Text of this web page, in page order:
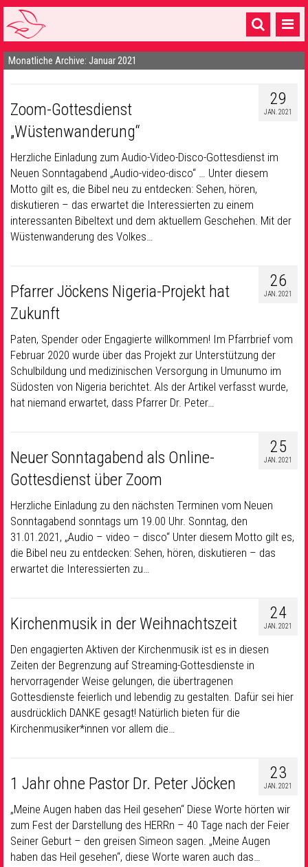
Startseite
16 Gemeinden & mehr
Sakramente & Feste
Gemeinschaft & Soziales
Musik& Kultur
Monatliche Archive: Januar 2021
29
JAN. 2021
Zoom-Gottesdienst
„Wüstenwanderung“
Herzliche Einladung zum Audio-Video-Disco-Gottesdienst im
Neuen Sonntagabend „Audio-video-disco“ … Unter diesem
Motto gilt es, die Bibel neu zu entdecken: Sehen, hören,
diskutieren – das erwartet die Interessierten zu einem
interessanten Bibeltext und dem aktuellem Geschehen. Mit der
Wüstenwanderung des Volkes…
26
JAN. 2021
Pfarrer Jöckens Nigeria-Projekt hat
Zukunft
Paten, Spender oder Engagierte willkommen! Im Pfarrbrief vom
Februar 2020 wurde über das Projekt zur Unterstützung der
Schulbildung und medizinischen Versorgung in Umunumo im
Südosten von Nigeria berichtet. Als der Artikel verfasst wurde,
hat niemand erwartet, dass Pfarrer Dr. Peter…
25
JAN. 2021
Neuer Sonntagabend als Online-
Gottesdienst über Zoom
Herzliche Einladung zu den nächsten Terminen vom Neuen
Sonntagabend sonntags um 19.00 Uhr. Sonntag, den
31.01.2021, „Audio – video – disco“ Unter diesem Motto gilt es,
die Bibel neu zu entdecken: Sehen, hören, diskutieren – das
erwartet die Interessierten zu…
24
JAN. 2021
Kirchenmusik in der Weihnachtszeit
Den engagierten Aktiven der Kirchenmusik ist es in diesen
Zeiten der Begrenzung auf Streaming-Gottesdienste in
hervorragender Weise gelungen, die übertragenen
Gottesdienste feierlich und lebendig zu gestalten. Dafür sei hier
ausdrücklich DANKE gesagt! Natürlich bieten für die
Kirchenmusiker*innen vor allem die…
23
JAN. 2021
1 Jahr ohne Pastor Dr. Peter Jöcken
„Meine Augen haben das Heil gesehen“ Diese Worte hörten wir
zum Fest der Darstellung des HERRn – 40 Tage nach der Feier
Seiner Geburt – den greisen Simeon sagen. „Meine Augen
haben das Heil gesehen“, diese Worte waren auch das…